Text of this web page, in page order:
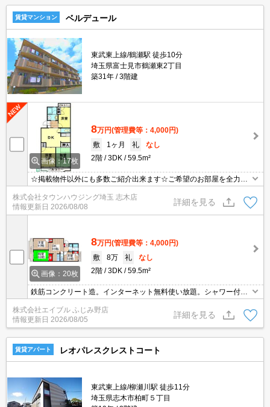
賃貸マンション ベルデュール
東武東上線/鶴瀬駅 徒歩10分
埼玉県富士見市鶴瀬東2丁目
築31年
3階建
画像：17枚
8万円(管理費等：4,000円)
敷
1ヶ月 礼
なし
2階
3DK 59.5m²
☆掲載物件以外にも多数ご紹介出来ます☆ご希望のお部屋を全力で
お探しさせて頂きます♪
株式会社タウンハウジング埼玉 志木店
情報更新日 2026/08/08
詳細を見る
画像：20枚
8万円(管理費等：4,000円)
敷
8万 礼
なし
2階
3DK 59.5m²
鉄筋コンクリート造。インターネット無料使い放題。シャワー付独
立洗面台。温水洗浄便座付き。追い焚き機能付きバス。TVインター
ホン付き。久しぶりに空きました。仲介手数料家賃の55%。
株式会社エイブル ふじみ野店
情報更新日 2026/08/05
詳細を見る
賃貸アパート レオパレスクレストコート
東武東上線/柳瀬川駅 徒歩11分
埼玉県志木市柏町５丁目